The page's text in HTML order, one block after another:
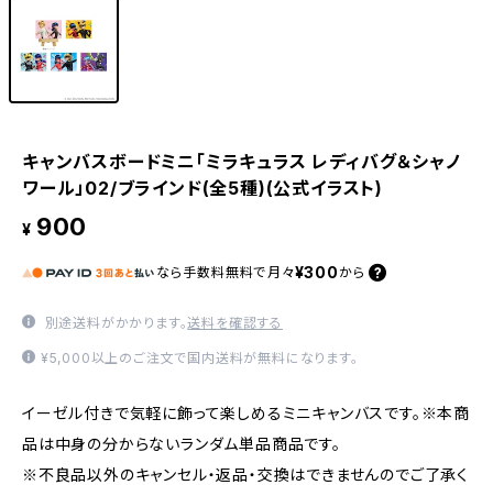
キャンバスボードミニ「ミラキュラス レディバグ＆シャノ
ワール」02/ブラインド(全5種)(公式イラスト)
¥ 900
なら 手数料無料で 月々¥300 から
別途送料がかかります。送料を確認する
¥5,000以上のご注文で国内送料が無料になります。
イーゼル付きで気軽に飾って楽しめるミニキャンバスです。※本商
品は中身の分からないランダム単品商品です。
※不良品以外のキャンセル・返品・交換はできませんのでご了承く